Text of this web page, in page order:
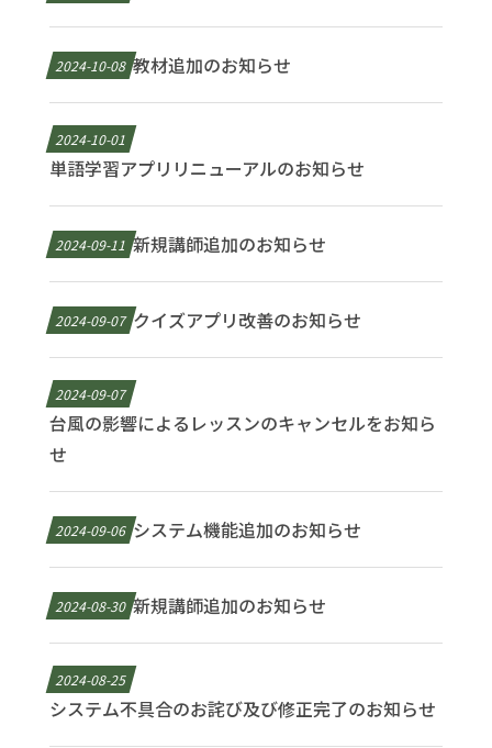
2024-10-08 教材追加のお知らせ
2024-10-01
単語学習アプリリニューアルのお知らせ
2024-09-11 新規講師追加のお知らせ
2024-09-07 クイズアプリ改善のお知らせ
2024-09-07
台風の影響によるレッスンのキャンセルをお知ら
せ
2024-09-06 システム機能追加のお知らせ
2024-08-30 新規講師追加のお知らせ
2024-08-25
システム不具合のお詫び及び修正完了のお知らせ